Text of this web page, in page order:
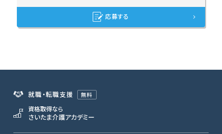
応募する
就職・転職支援 無料
資格取得なら
さいたま介護アカデミー